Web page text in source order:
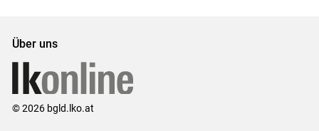
Über uns
© 2026 bgld.lko.at